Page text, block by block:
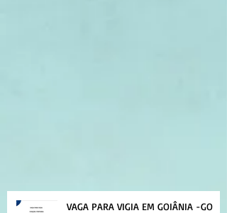
VAGA PARA VIGIA EM GOIÂNIA -GO